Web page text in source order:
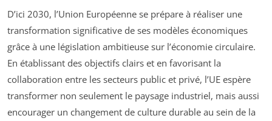
D’ici 2030, l’Union Européenne se prépare à réaliser une
transformation significative de ses modèles économiques
grâce à une législation ambitieuse sur l’économie circulaire.
En établissant des objectifs clairs et en favorisant la
collaboration entre les secteurs public et privé, l’UE espère
transformer non seulement le paysage industriel, mais aussi
encourager un changement de culture durable au sein de la